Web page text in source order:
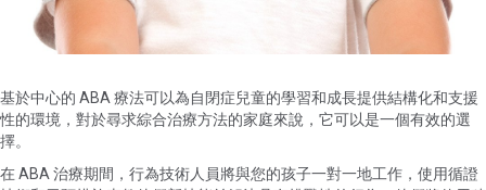
基於中心的 ABA 療法可以為自閉症兒童的學習和成長提供結構化和支援
性的環境，對於尋求綜合治療方法的家庭來說，它可以是一個有效的選
擇。
在 ABA 治療期間，行為技術人員將與您的孩子一對一地工作，使用循證